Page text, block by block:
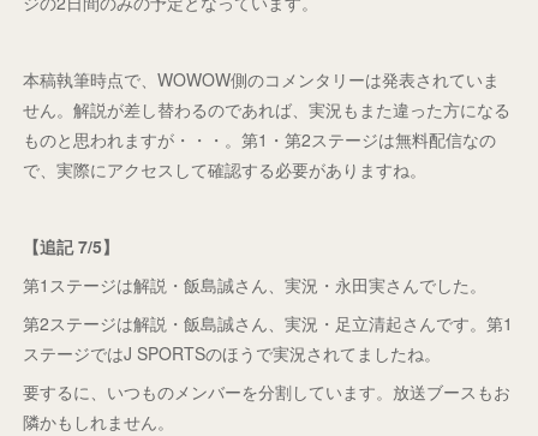
本稿執筆時点で、WOWOW側のコメンタリーは発表されていま
せん。解説が差し替わるのであれば、実況もまた違った方になる
ものと思われますが・・・。第1・第2ステージは無料配信なの
で、実際にアクセスして確認する必要がありますね。
【追記 7/5】
第1ステージは解説・飯島誠さん、実況・永田実さんでした。
第2ステージは解説・飯島誠さん、実況・足立清起さんです。第1
ステージではJ SPORTSのほうで実況されてましたね。
要するに、いつものメンバーを分割しています。放送ブースもお
隣かもしれません。